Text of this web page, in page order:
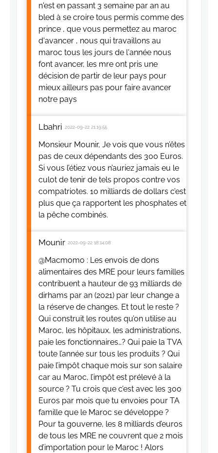
n'est en passant 3 semaine par an au
bled à se croire tous permis comme des
prince , que vous permettez au maroc
d'avancer , nous qui travaillons au
maroc tous les jours de l'année nous
font avancer, les mre ont pris une
décision de partir de leur pays pour
mieux ailleurs pas pour faire avancer
notre pays
Lbahri 2022-09-22 21:19:55
Monsieur Mounir, Je vois que vous n’êtes
pas de ceux dépendants des 300 Euros.
Si vous l’étiez vous n’auriez jamais eu le
culot de tenir de tels propos contre vos
compatriotes. 10 milliards de dollars c’est
plus que ça rapportent les phosphates et
la pêche combinés.
Mounir 2022-09-22 18:14:08
@Macmomo : Les envois de dons
alimentaires des MRE pour leurs familles
contribuent a hauteur de 93 milliards de
dirhams par an (2021) par leur change a
la réserve de changes. Et tout le reste ?
Qui construit les routes qu’on utilise au
Maroc, les hôpitaux, les administrations,
paie les fonctionnaires…? Qui paie la TVA
toute l’année sur tous les produits ? Qui
paie l’impôt chaque mois sur son salaire
car au Maroc, l’impôt est prélevé à la
source ? Tu crois que c’est avec les 300
Euros par mois que tu envoies pour TA
famille que le Maroc se développe ?
Pour ta gouverne, les 8 milliards d’euros
de tous les MRE ne couvrent que 2 mois
d’importation pour le Maroc ! Alors